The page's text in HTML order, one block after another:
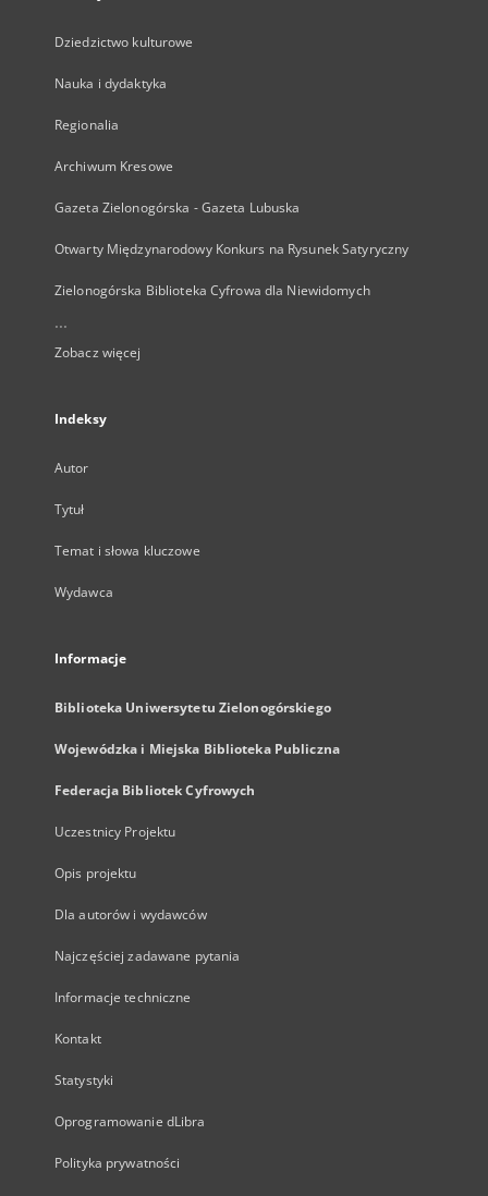
Dziedzictwo kulturowe
Nauka i dydaktyka
Regionalia
Archiwum Kresowe
Gazeta Zielonogórska - Gazeta Lubuska
Otwarty Międzynarodowy Konkurs na Rysunek Satyryczny
Zielonogórska Biblioteka Cyfrowa dla Niewidomych
...
Zobacz więcej
Indeksy
Autor
Tytuł
Temat i słowa kluczowe
Wydawca
Informacje
Biblioteka Uniwersytetu Zielonogórskiego
Wojewódzka i Miejska Biblioteka Publiczna
Federacja Bibliotek Cyfrowych
Uczestnicy Projektu
Opis projektu
Dla autorów i wydawców
Najczęściej zadawane pytania
Informacje techniczne
Kontakt
Statystyki
Oprogramowanie dLibra
Polityka prywatności